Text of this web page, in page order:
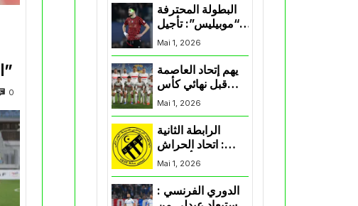
الكرة الجزائرية في المسابقات القارية”
0
البطولة المحترفة
“موبيليس”: تأجيل
مباراة إتحاد
العاصمة وأتلتيك
بارادو
Mai 1, 2026
يهم إتحاد العاصمة
قبل نهائي كأس
اكاف : الزمالك
يسقط بثلاثية أمام
Mai 1, 2026
الرابطة الثانية
: اتحاد الحراش
يحسم التأهل إلى
“البلاي أوف”
Mai 1, 2026
الدوري الفرنسي :